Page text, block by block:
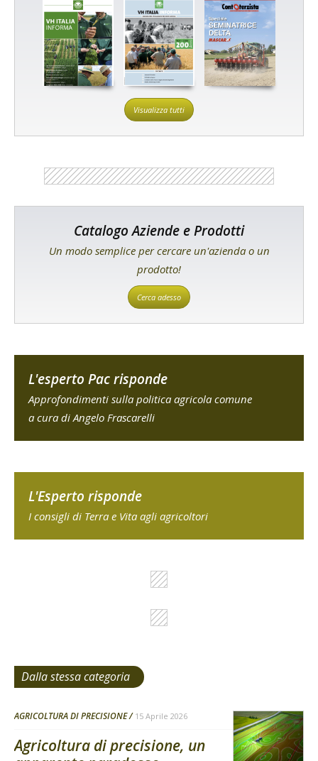
Visualizza tutti
Catalogo Aziende e Prodotti
Un modo semplice per cercare un'azienda o un
prodotto!
Cerca adesso
L'esperto Pac risponde
Approfondimenti sulla politica agricola comune
a cura di Angelo Frascarelli
L'Esperto risponde
I consigli di Terra e Vita agli agricoltori
Dalla stessa categoria
AGRICOLTURA DI PRECISIONE 15 Aprile 2026
Agricoltura di precisione, un